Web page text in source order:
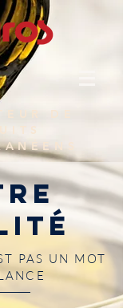
DE
PAS UN MOT